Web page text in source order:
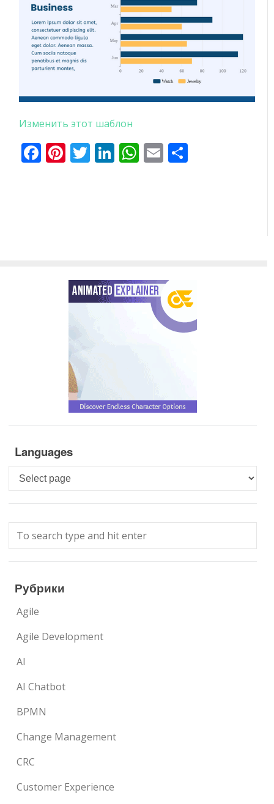
Изменить этот шаблон
Facebook
Pinterest
Twitter
LinkedIn
WhatsApp
Email
Languages
Languages
Рубрики
Agile
Agile Development
AI
AI Chatbot
BPMN
Change Management
CRC
Customer Experience